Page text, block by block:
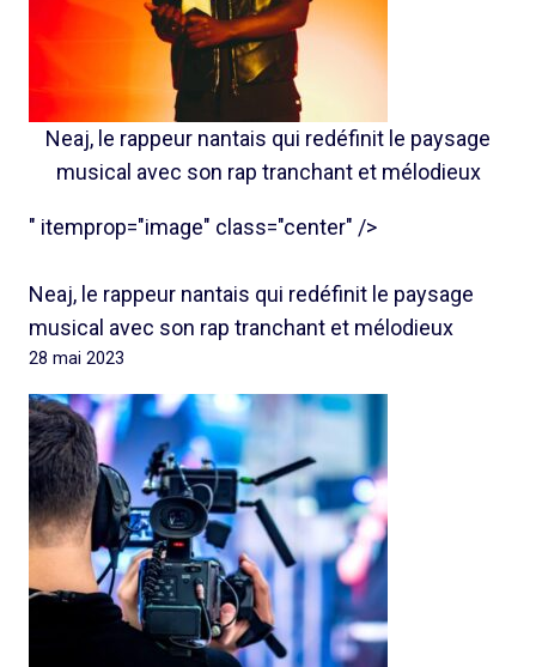
Neaj, le rappeur nantais qui redéfinit le paysage
musical avec son rap tranchant et mélodieux
" itemprop="image" class="center" />
Neaj, le rappeur nantais qui redéfinit le paysage
musical avec son rap tranchant et mélodieux
28 mai 2023